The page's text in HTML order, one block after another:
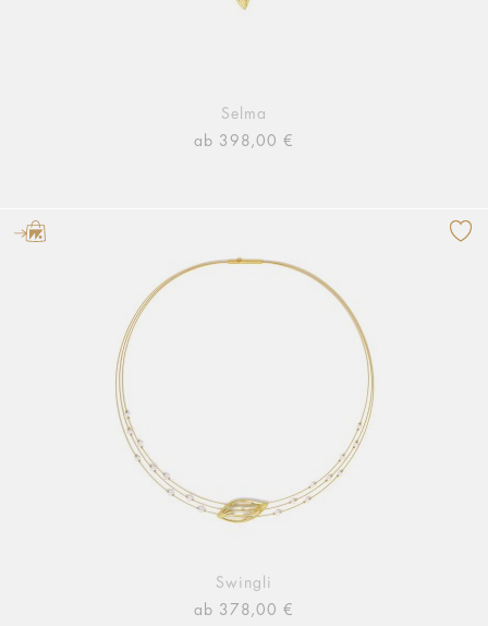
Selma
ab 398,00 €
Swingli
ab 378,00 €